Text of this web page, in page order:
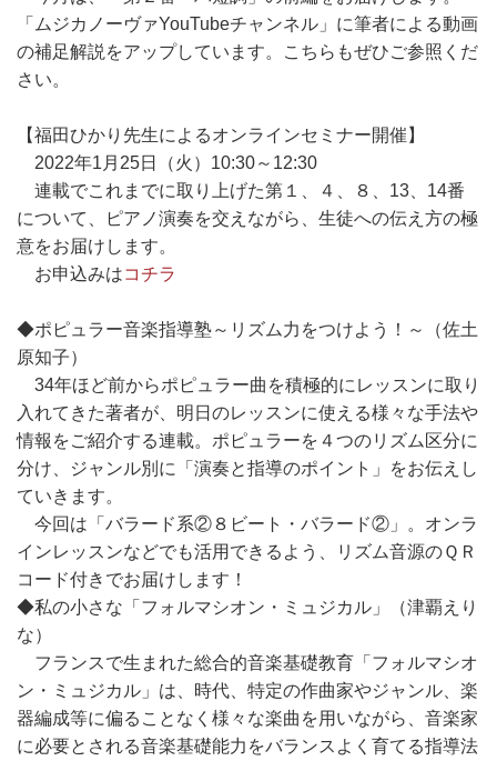
「ムジカノーヴァYouTubeチャンネル」に筆者による動画
の補足解説をアップしています。こちらもぜひご参照くだ
さい。
【福田ひかり先生によるオンラインセミナー開催】
2022年1月25日（火）10:30～12:30
連載でこれまでに取り上げた第１、４、８、13、14番
について、ピアノ演奏を交えながら、生徒への伝え方の極
意をお届けします。
お申込みはコチラ
◆ポピュラー音楽指導塾～リズム力をつけよう！～（佐土
原知子）
34年ほど前からポピュラー曲を積極的にレッスンに取り
入れてきた著者が、明日のレッスンに使える様々な手法や
情報をご紹介する連載。ポピュラーを４つのリズム区分に
分け、ジャンル別に「演奏と指導のポイント」をお伝えし
ていきます。
今回は「バラード系②８ビート・バラード②」。オンラ
インレッスンなどでも活用できるよう、リズム音源のＱＲ
コード付きでお届けします！
◆私の小さな「フォルマシオン・ミュジカル」（津覇えり
な）
フランスで生まれた総合的音楽基礎教育「フォルマシオ
ン・ミュジカル」は、時代、特定の作曲家やジャンル、楽
器編成等に偏ることなく様々な楽曲を用いながら、音楽家
に必要とされる音楽基礎能力をバランスよく育てる指導法